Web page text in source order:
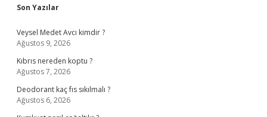
Sidebar
Son Yazılar
Veysel Medet Avcı kimdir ?
Ağustos 9, 2026
Kıbrıs nereden koptu ?
Ağustos 7, 2026
Deodorant kaç fıs sıkılmalı ?
Ağustos 6, 2026